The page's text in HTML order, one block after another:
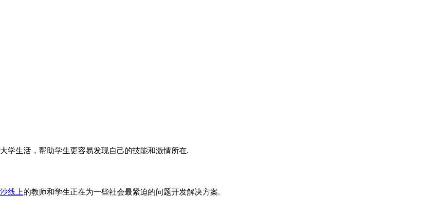
学生活，帮助学生更容易发现自己的技能和激情所在.
线上的教师和学生正在为一些社会最紧迫的问题开发解决方案.